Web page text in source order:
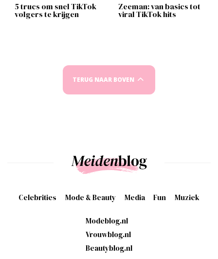
5 trucs om snel TikTok
volgers te krijgen
Zeeman: van basics tot
viral TikTok hits
TERUG NAAR BOVEN
Celebrities Mode & Beauty Media Fun Muziek
Modeblog.nl
Vrouwblog.nl
Beautyblog.nl